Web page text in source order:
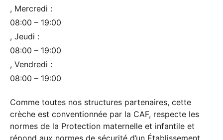
, Mercredi :
08:00 – 19:00
, Jeudi :
08:00 – 19:00
, Vendredi :
08:00 – 19:00
Comme toutes nos structures partenaires, cette
crèche est conventionnée par la CAF, respecte les
normes de la Protection maternelle et infantile et
répond aux normes de sécurité d’un Établissement